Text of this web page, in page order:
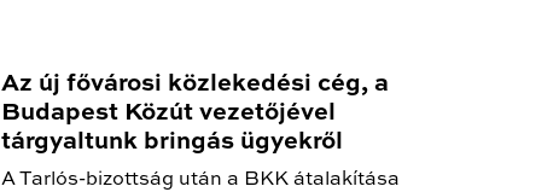
Az új fővárosi közlekedési cég, a
Budapest Közút vezetőjével
tárgyaltunk bringás ügyekről
A Tarlós-bizottság után a BKK átalakítása